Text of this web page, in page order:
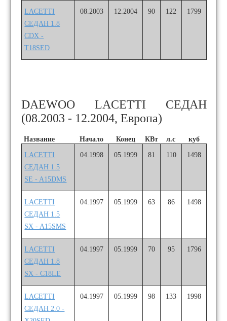
LACETTI
СЕДАН 1.8
CDX -
T18SED
08.2003 12.2004 90 122 1799
DAEWOO LACETTI СЕДАН
(08.2003 - 12.2004, Европа)
Название Начало Конец КВт л.с куб
LACETTI
СЕДАН 1.5
SE - A15DMS
04.1998 05.1999 81 110 1498
LACETTI
СЕДАН 1.5
SX - A15SMS
04.1997 05.1999 63 86 1498
LACETTI
СЕДАН 1.8
SX - C18LE
04.1997 05.1999 70 95 1796
LACETTI
СЕДАН 2.0 -
04.1997 05.1999 98 133 1998